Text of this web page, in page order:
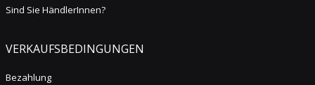
Sind Sie HändlerInnen?
VERKAUFSBEDINGUNGEN
Bezahlung